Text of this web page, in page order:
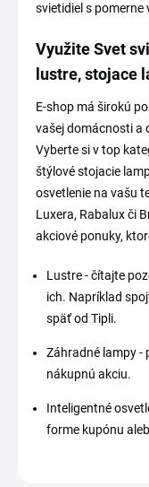
svietidiel s
Využite Svet
lustre, stojace
E-shop má širokú
vašej domácnosti a
Vyberte si v top
štýlové stojacie
osvetlenie na vašu
Luxera, Rabalux či
akciové ponuky,
Lustre - čítajte
ich. Napríklad
späť od Tipli.
Záhradné lampy -
nákupnú akciu.
Inteligentné
forme kupónu